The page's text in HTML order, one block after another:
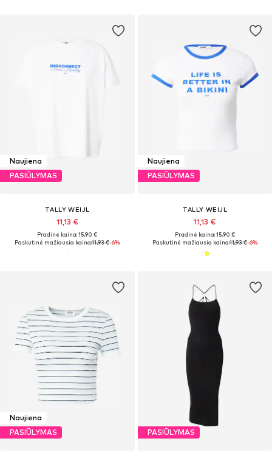
Naujiena
PASIŪLYMAS
TALLY WEIJL
11,13 €
Pradinė kaina: 15,90 €
Paskutinė mažiausia kaina:11,93 €-6%
Naujiena
PASIŪLYMAS
TALLY WEIJL
11,13 €
Pradinė kaina: 15,90 €
Paskutinė mažiausia kaina:11,93 €-6%
Naujiena
PASIŪLYMAS
PASIŪLYMAS